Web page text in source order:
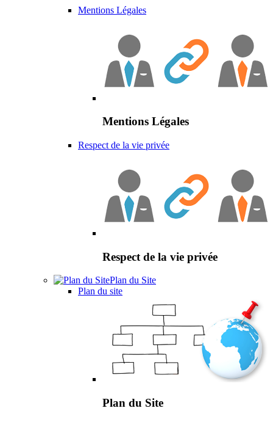
Mentions Légales
Mentions Légales
Respect de la vie privée
Respect de la vie privée
Plan du Site
Plan du site
Plan du Site